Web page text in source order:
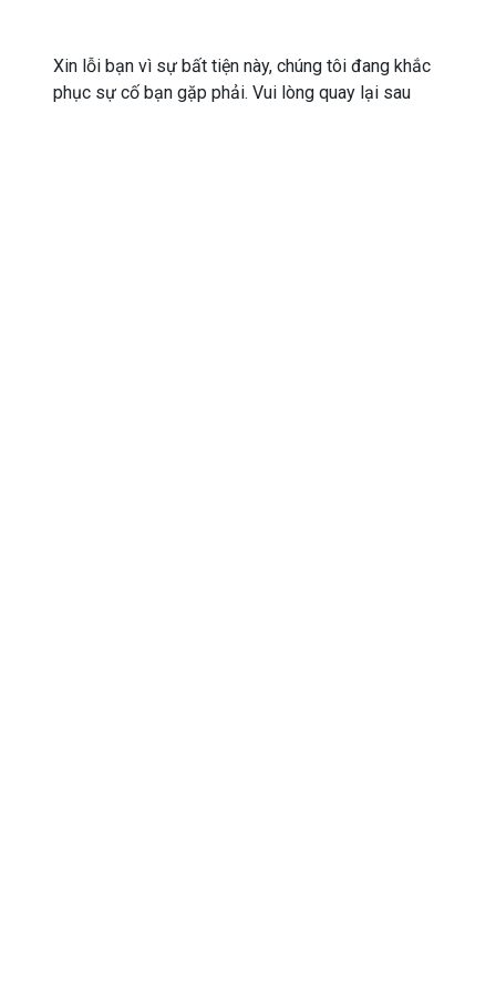
Xin lỗi bạn vì sự bất tiện này, chúng tôi đang khắc
phục sự cố bạn gặp phải. Vui lòng quay lại sau